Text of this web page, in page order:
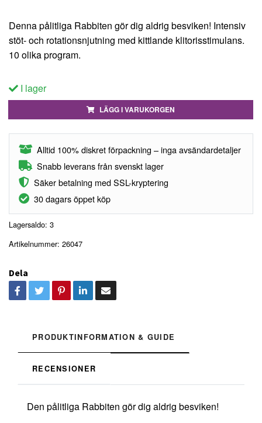
Denna pålitliga Rabbiten gör dig aldrig besviken! Intensiv
stöt- och rotationsnjutning med kittlande klitorisstimulans.
10 olika program.
I lager
LÄGG I VARUKORGEN
Alltid 100% diskret förpackning – inga avsändardetaljer
Snabb leverans från svenskt lager
Säker betalning med SSL-kryptering
30 dagars öppet köp
Lagersaldo: 3
Artikelnummer: 26047
Dela
PRODUKTINFORMATION & GUIDE
RECENSIONER
Den pålitliga Rabbiten gör dig aldrig besviken!